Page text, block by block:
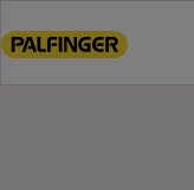
to